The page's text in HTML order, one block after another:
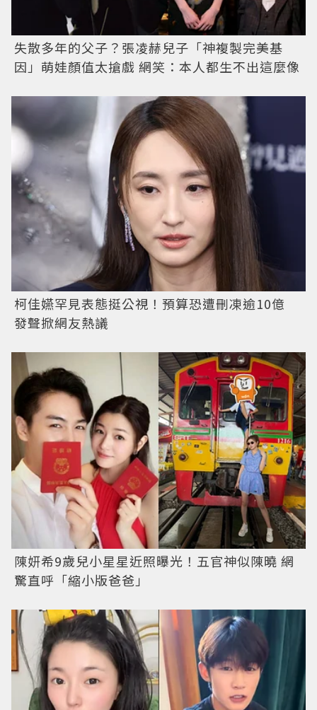
失散多年的父子？張凌赫兒子「神複製完美基
因」萌娃顏值太搶戲 網笑：本人都生不出這麼像
柯佳嬿罕見表態挺公視！預算恐遭刪凍逾10億
發聲掀網友熱議
陳妍希9歲兒小星星近照曝光！五官神似陳曉 網
驚直呼「縮小版爸爸」